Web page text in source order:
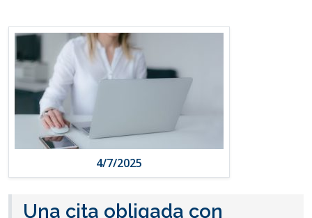
4/7/2025
Una cita obligada con